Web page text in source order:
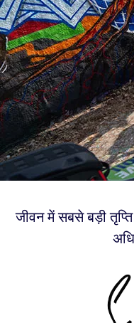
जीवन में सबसे बड़ी